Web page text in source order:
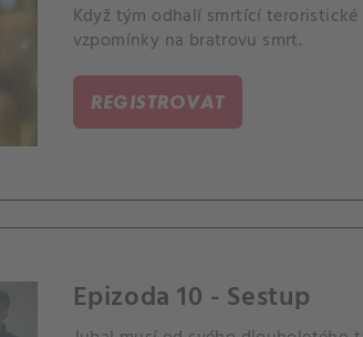
Když tým odhalí smrtící
vzpomínky na bratrovu smrt.
REGISTROVAT
Epizoda 10 - Sestup